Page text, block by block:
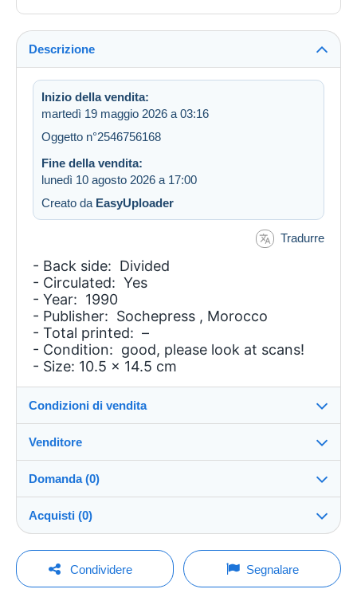
Descrizione
Inizio della vendita:
martedì 19 maggio 2026 a 03:16
Oggetto n°2546756168
Fine della vendita:
lunedì 10 agosto 2026 a 17:00
Creato da EasyUploader
Tradurre
- Back side: Divided
- Circulated: Yes
- Year: 1990
- Publisher: Sochepress , Morocco
- Total printed: –
- Condition: good, please look at scans!
- Size: 10.5 x 14.5 cm
Condizioni di vendita
Spedizione dopo il pagamento entro 14 giorni
Spese di restituzione a carico
dell'acquirente.
Venditore
jaanhus100%(13158x)
PRO
Negozio
Cognome:
Domanda (0)
Per inviare una domanda devi aprire una
Acquisti (0)
Ultimo aggiornamento: 03:38:13
Condividere Segnalare